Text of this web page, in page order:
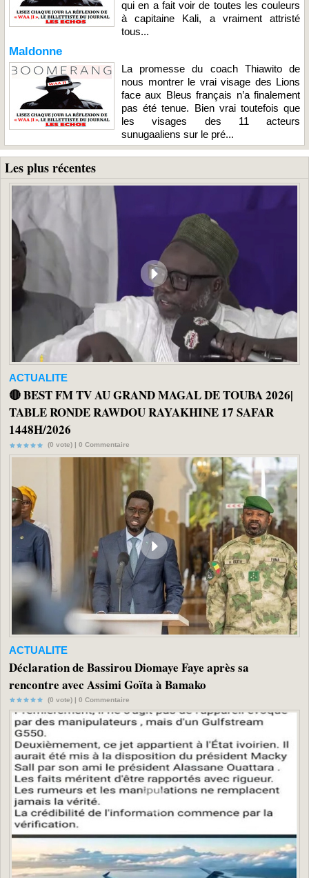
qui en a fait voir de toutes les couleurs
à capitaine Kali, a vraiment attristé
tous...
Maldonne
La promesse du coach Thiawito de
nous montrer le vrai visage des Lions
face aux Bleus français n’a finalement
pas été tenue. Bien vrai toutefois que
les visages des 11 acteurs
sunugaaliens sur le pré...
Les plus récentes
ACTUALITE
🔴 BEST FM TV AU GRAND MAGAL DE TOUBA 2026|
TABLE RONDE RAWDOU RAYAKHINE 17 SAFAR
1448H/2026
(0 vote) | 0 Commentaire
ACTUALITE
Déclaration de Bassirou Diomaye Faye après sa
rencontre avec Assimi Goïta à Bamako
(0 vote) | 0 Commentaire